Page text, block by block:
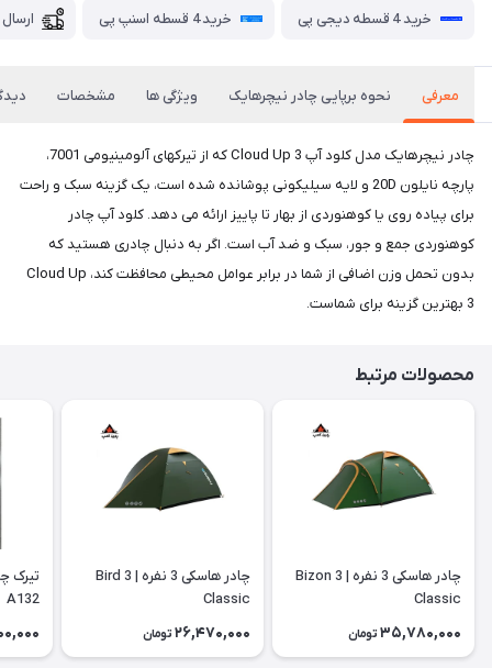
خرید 4 قسطه دیجی پی خرید 4 قسطه اسنپ پی
معرفی نحوه برپایی چادر نیچرهایک ویژگی ها مشخصات
چادر نیچرهایک مدل کلود آپ Cloud Up 3 که از تیرکهای آلومینیومی 7001،
پارچه نایلون 20D و لایه سیلیکونی پوشانده شده است، یک گزینه سبک و راحت
برای پیاده روی یا کوهنوردی از بهار تا پاییز ارائه می دهد. کلود آپ چادر
کوهنوردی جمع و جور، سبک و ضد آب است. اگر به دنبال چادری هستید که
بدون تحمل وزن اضافی از شما در برابر عوامل محیطی محافظت کند، Cloud Up
3 بهترین گزینه برای شماست.
محصولات مرتبط
چادر هاسکی 3 نفره | Bizon 3
Classic
35,780,000 تومان
چادر هاسکی 3 نفره | Bird 3
Classic
26,470,000 تومان
A132